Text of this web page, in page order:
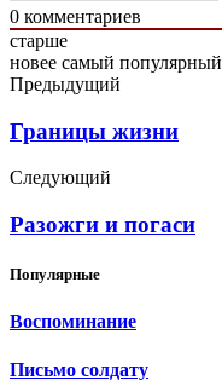
0 комментариев
старше
новее самый популярный
Предыдущий
Границы жизни
Следующий
Разожги и погаси
Популярные
Воспоминание
Письмо солдату